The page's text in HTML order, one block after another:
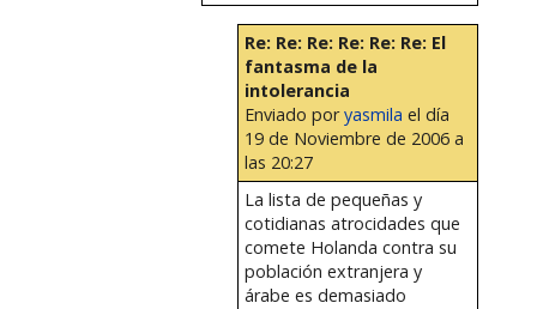
Re: Re: Re: Re: Re: Re: El
fantasma de la
intolerancia
Enviado poryasmila el día
19 de Noviembre de 2006 a
las 20:27
La lista de pequeñas y
cotidianas atrocidades que
comete Holanda contra su
población extranjera y
árabe es demasiado